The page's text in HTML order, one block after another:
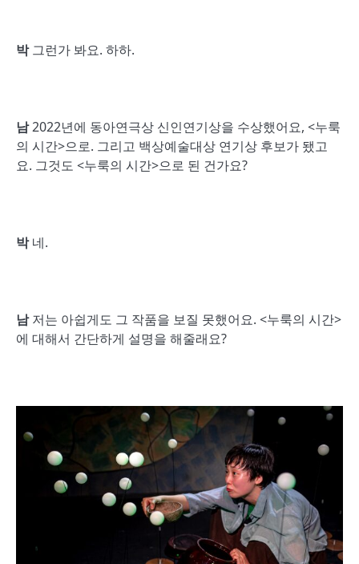
박그런가 봐요. 하하.
남2022년에 동아연극상 신인연기상을 수상했어요, <누룩
의 시간>으로. 그리고 백상예술대상 연기상 후보가 됐고
요. 그것도 <누룩의 시간>으로 된 건가요?
박네.
남저는 아쉽게도 그 작품을 보질 못했어요. <누룩의 시간>
에 대해서 간단하게 설명을 해줄래요?